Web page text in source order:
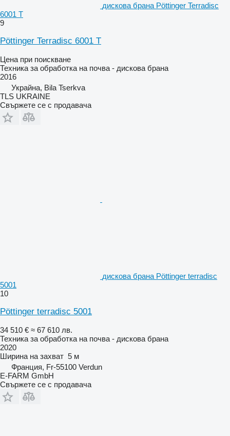
дискова брана Pöttinger Terradisc
6001 T
9
Pöttinger Terradisc 6001 T
Цена при поискване
Техника за обработка на почва - дискова брана
2016
Украйна, Bila Tserkva
TLS UKRAINE
Свържете се с продавача
дискова брана Pöttinger terradisc
5001
10
Pöttinger terradisc 5001
34 510 € ≈ 67 610 лв.
Техника за обработка на почва - дискова брана
2020
Ширина на захват 5 м
Франция, Fr-55100 Verdun
E-FARM GmbH
Свържете се с продавача